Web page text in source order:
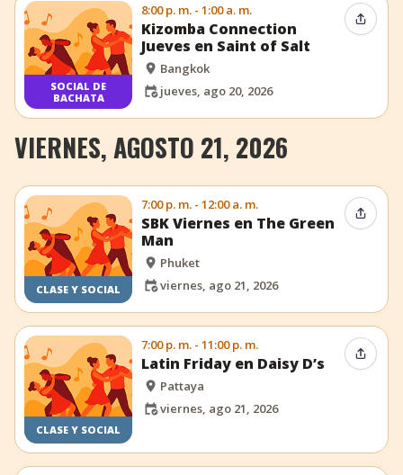
SOCIAL DE
BACHATA
8:00 p. m. - 1:00 a. m.
Kizomba Connection
Jueves en Saint of Salt
Bangkok
jueves, ago 20, 2026
VIERNES, AGOSTO 21, 2026
CLASE Y SOCIAL
7:00 p. m. - 12:00 a. m.
SBK Viernes en The Green
Man
Phuket
viernes, ago 21, 2026
CLASE Y SOCIAL
7:00 p. m. - 11:00 p. m.
Latin Friday en Daisy D’s
Pattaya
viernes, ago 21, 2026